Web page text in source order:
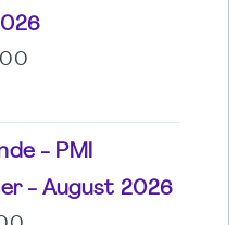
- PMI
- August 2026